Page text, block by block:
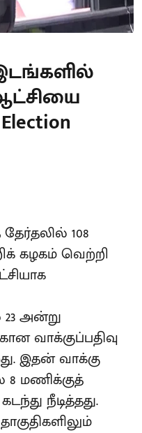
இடங்களில்
108
கழகம் வெற்றி
அன்று
வாக்குப்பதிவு
இதன் வாக்கு
மணிக்குத்
நீடித்தது.